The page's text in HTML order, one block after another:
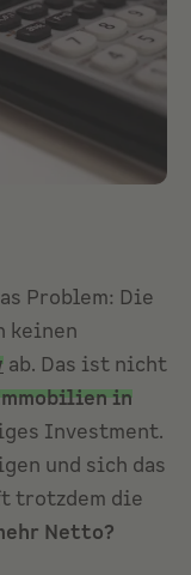
Problem: Die
keinen
ab. Das ist nicht
in
Investment.
und sich das
trotzdem die
Netto?